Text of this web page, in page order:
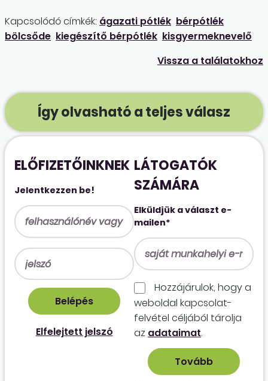
Kapcsolódó címkék: ágazati pótlék bérpótlék
bölcsőde kiegészítő bérpótlék kisgyermeknevelő
Vissza a találatokhoz
Így olvasható a teljes válasz
ELŐFIZETŐINKNEK
Jelentkezzen be!
Elfelejtett jelszó
LÁTOGATÓK
SZÁMÁRA
Elküldjük a választ e-
mailen*
Hozzájárulok, hogy a
weboldal kapcso­lat­
felvétel céljából tárolja
az adataimat.